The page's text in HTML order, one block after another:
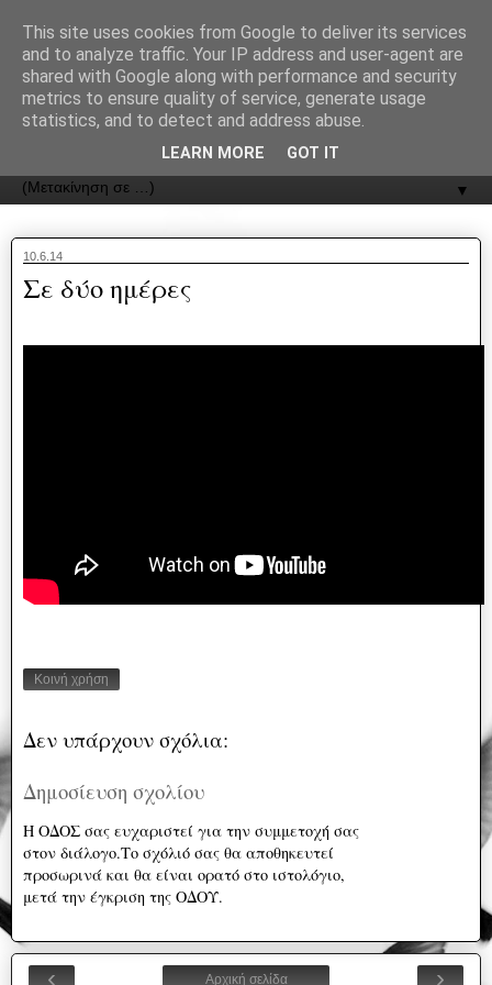
ΟΔΟΣ
▼
10.6.14
Σε δύο ημέρες
Κοινή χρήση
Δεν υπάρχουν σχόλια:
Δημοσίευση σχολίου
Η ΟΔΟΣ σας ευχαριστεί για την συμμετοχή σας
στον διάλογο.Το σχόλιό σας θα αποθηκευτεί
προσωρινά και θα είναι ορατό στο ιστολόγιο,
μετά την έγκριση της ΟΔΟΥ.
‹ ›
Αρχική σελίδα
This site uses cookies from Google to deliver its services
and to analyze traffic. Your IP address and user-agent are
shared with Google along with performance and security
metrics to ensure quality of service, generate usage
statistics, and to detect and address abuse.
LEARN MORE GOT IT